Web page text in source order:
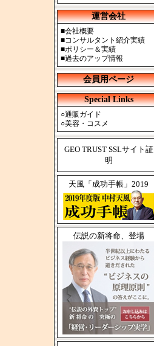
運営会社
■会社概要
■コンサルタント紹介実績
■ポリシー＆実績
■過去のアップ情報
会員用ページ
Special Links
○通販ガイド
○美容・コスメ
GEO TRUST SSLサイト証
明
天風「成功手帳」2019
伝説の新将命、登場